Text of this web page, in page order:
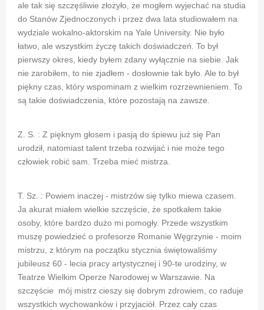
ale tak się szczęśliwie złożyło, że mogłem wyjechać na studia
do Stanów Zjednoczonych i przez dwa lata studiowałem na
wydziale wokalno-aktorskim na Yale University. Nie było
łatwo, ale wszystkim życzę takich doświadczeń. To był
pierwszy okres, kiedy byłem zdany wyłącznie na siebie. Jak
nie zarobiłem, to nie zjadłem - dosłownie tak było. Ale to był
piękny czas, który wspominam z wielkim rozrzewnieniem. To
są takie doświadczenia, które pozostają na zawsze.
Z. S. : Z pięknym głosem i pasją do śpiewu już się Pan
urodził, natomiast talent trzeba rozwijać i nie może tego
człowiek robić sam. Trzeba mieć mistrza.
T. Sz. : Powiem inaczej - mistrzów się tylko miewa czasem.
Ja akurat miałem wielkie szczęście, że spotkałem takie
osoby, które bardzo dużo mi pomogły. Przede wszystkim
muszę powiedzieć o profesorze Romanie Węgrzynie - moim
mistrzu, z którym na początku stycznia świętowaliśmy
jubileusz 60 - lecia pracy artystycznej i 90-te urodziny, w
Teatrze Wielkim Operze Narodowej w Warszawie. Na
szczęście mój mistrz cieszy się dobrym zdrowiem, co raduje
wszystkich wychowanków i przyjaciół. Przez cały czas